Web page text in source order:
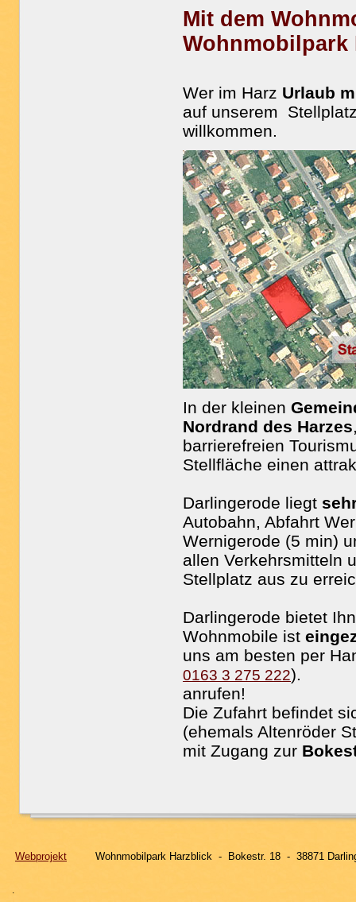
Mit dem
Wohnmobilpark
Wer im Harz Urlaub
auf unserem
willkommen.
In der kleinen
Nordrand des Harzes
barrierefreien
Stellfläche einen
Darlingerode liegt
Autobahn, Abfahrt
Wernigerode (5 min)
allen Verkehrsmitteln
Stellplatz aus zu
Darlingerode bietet
Wohnmobile ist
uns am besten per
0163 3 275 222).
anrufen!
Die Zufahrt befindet
(ehemals Altenröder
mit Zugang zur
Webprojekt Wohnmobilpark Harzblick - Bokestr. 18 -
.